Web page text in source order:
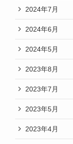
2024年7月
2024年6月
2024年5月
2023年8月
2023年7月
2023年5月
2023年4月